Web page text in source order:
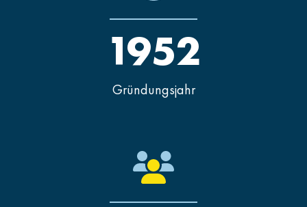
Gründungsjahr
1952